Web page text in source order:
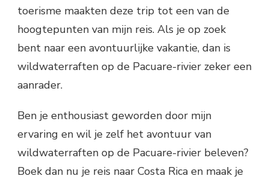
toerisme maakten deze trip tot een van de
hoogtepunten van mijn reis. Als je op zoek
bent naar een avontuurlijke vakantie, dan is
wildwaterraften op de Pacuare-rivier zeker een
aanrader.
Ben je enthousiast geworden door mijn
ervaring en wil je zelf het avontuur van
wildwaterraften op de Pacuare-rivier beleven?
Boek dan nu je reis naar Costa Rica en maak je